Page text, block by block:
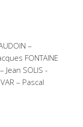
–
FONTAINE
Jean SOLIS -
– Pascal